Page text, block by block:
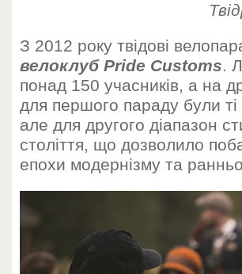
З 2012 року твідові
велоклуб Pride Customs.
понад 150 учасників, а на
для першого параду були ті
але для другого діапазон
століття, що дозволило
епохи модернізму та